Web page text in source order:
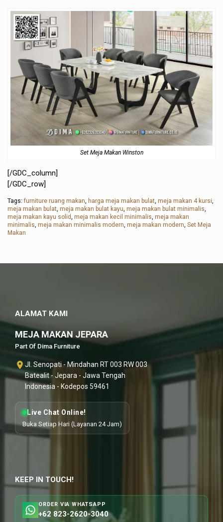
Set Meja Makan Winston
[/GDC_column]
[/GDC_row]
Tags:furniture ruang makan, harga meja makan bulat, meja makan 4 kursi,
meja makan bulat, meja makan bulat kayu, meja makan bulat minimalis,
meja makan kayu solid, meja makan kecil minimalis, meja makan
minimalis, meja makan minimalis modern, meja makan modern, Set Meja
Makan
ALAMAT KAMI
MEJA MAKAN JEPARA
Part Of Dima Furniture
Jl. Senopati - Mindahan RT 003 RW 003
Batealit - Jepara - Jawa Tengah
Indonesia - Kodepos 59461
Live Chat Online!
Buka Setiap Hari (Layanan 24 Jam)
KEEP IN TOUCH!
ORDER VIA WHATSAPP
+62 823-2620-3040